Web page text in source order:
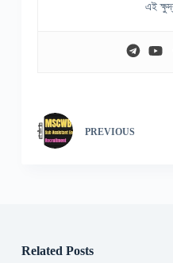
এই
PREVIOUS
Related Posts